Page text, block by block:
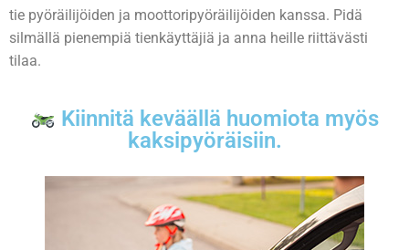
tie pyöräilijöiden ja moottoripyöräilijöiden kanssa. Pidä
silmällä pienempiä tienkäyttäjiä ja anna heille riittävästi
tilaa.
Kiinnitä keväällä huomiota myös
kaksipyöräisiin.